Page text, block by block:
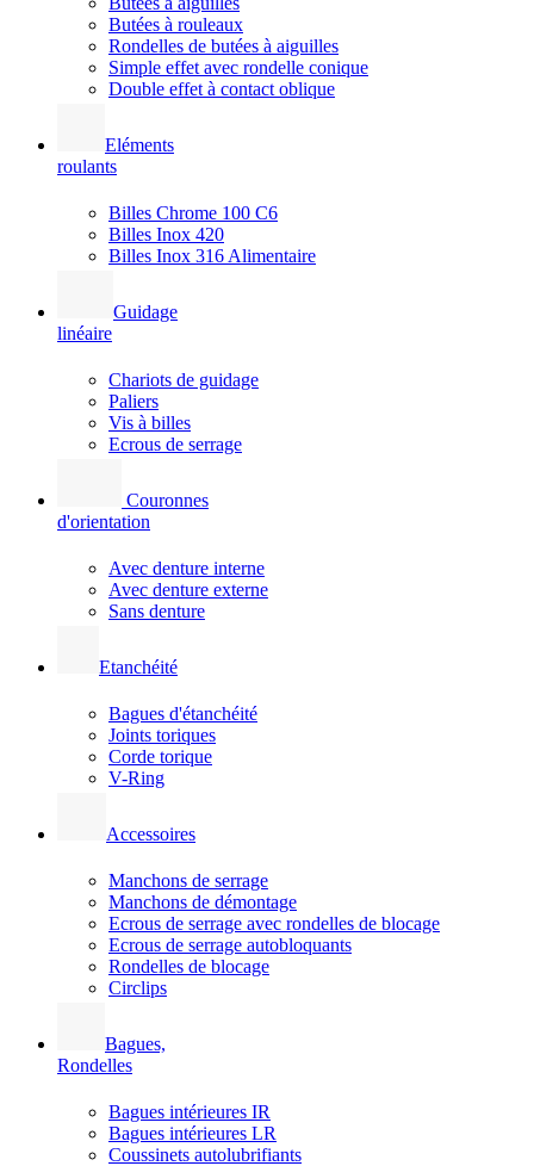
Butées à rouleaux
Rondelles de butées à aiguilles
Simple effet avec rondelle conique
Double effet à contact oblique
Eléments
roulants
Billes Chrome 100 C6
Billes Inox 420
Billes Inox 316 Alimentaire
Guidage
linéaire
Chariots de guidage
Paliers
Vis à billes
Ecrous de serrage
Couronnes
d'orientation
Avec denture interne
Avec denture externe
Sans denture
Etanchéité
Bagues d'étanchéité
Joints toriques
Corde torique
V-Ring
Accessoires
Manchons de serrage
Manchons de démontage
Ecrous de serrage avec rondelles de blocage
Ecrous de serrage autobloquants
Rondelles de blocage
Circlips
Bagues,
Rondelles
Bagues intérieures IR
Bagues intérieures LR
Coussinets autolubrifiants